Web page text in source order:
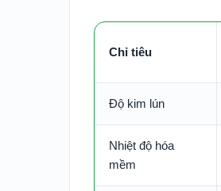
Chỉ tiêu
Độ kim lún
Nhiệt độ hóa
mềm